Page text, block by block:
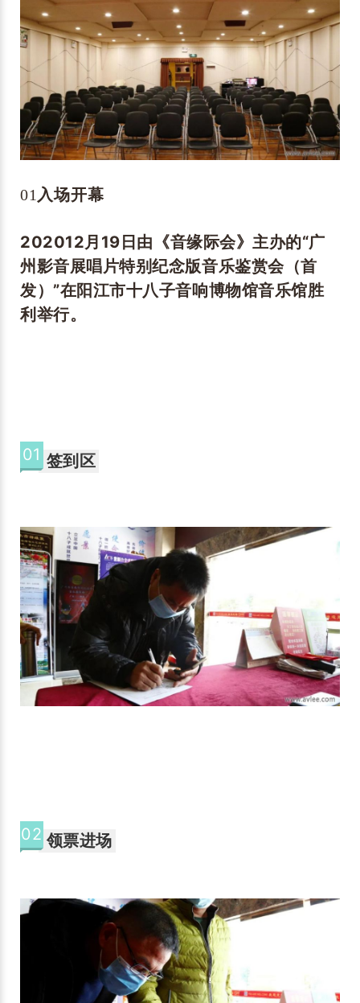
01 入场开幕
202012月19日由《音缘际会》主办的“广
州影音展唱片特别纪念版音乐鉴赏会（首
发）”在阳江市十八子音响博物馆音乐馆胜
利举行。
01 签到区
02 领票进场